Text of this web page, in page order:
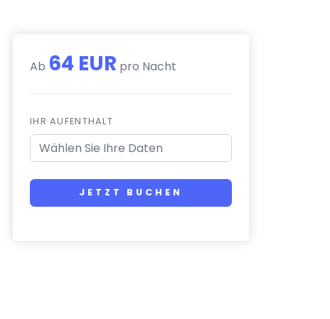
Ab 64 EUR pro Nacht
IHR AUFENTHALT
JETZT BUCHEN